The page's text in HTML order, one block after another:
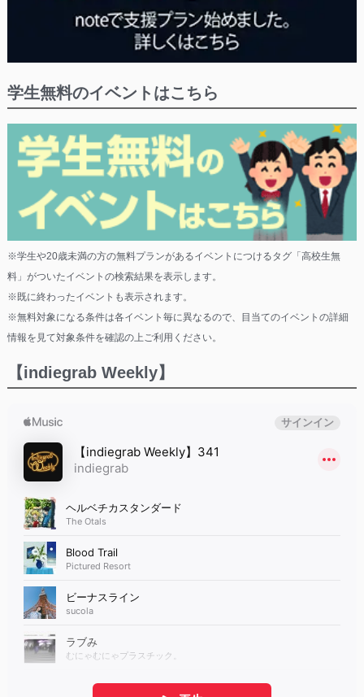
学生無料のイベントはこちら
※学生や20歳未満の方の無料プランがあるイベントにつけるタグ「高校生無
料」がついたイベントの検索結果を表示します。
※既に終わったイベントも表示されます。
※無料対象になる条件は各イベント毎に異なるので、目当てのイベントの詳細
情報を見て対象条件を確認の上ご利用ください。
【indiegrab Weekly】